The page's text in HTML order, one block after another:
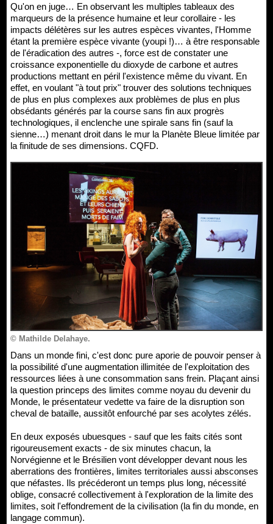
Qu'on en juge… En observant les multiples tableaux des
marqueurs de la présence humaine et leur corollaire - les
impacts délétères sur les autres espèces vivantes, l'Homme
étant la première espèce vivante (youpi !)… à être responsable
de l'éradication des autres -, force est de constater une
croissance exponentielle du dioxyde de carbone et autres
productions mettant en péril l'existence même du vivant. En
effet, en voulant "à tout prix" trouver des solutions techniques
de plus en plus complexes aux problèmes de plus en plus
obsédants générés par la course sans fin aux progrès
technologiques, il enclenche une spirale sans fin (sauf la
sienne…) menant droit dans le mur la Planète Bleue limitée par
la finitude de ses dimensions. CQFD.
© Mathilde Delahaye.
Dans un monde fini, c'est donc pure aporie de pouvoir penser à
la possibilité d'une augmentation illimitée de l'exploitation des
ressources liées à une consommation sans frein. Plaçant ainsi
la question princeps des limites comme noyau du devenir du
Monde, le présentateur vedette va faire de la disruption son
cheval de bataille, aussitôt enfourché par ses acolytes zélés.
En deux exposés ubuesques - sauf que les faits cités sont
rigoureusement exacts - de six minutes chacun, la
Norvégienne et le Brésilien vont développer devant nous les
aberrations des frontières, limites territoriales aussi absconses
que néfastes. Ils précéderont un temps plus long, nécessité
oblige, consacré collectivement à l'exploration de la limite des
limites, soit l'effondrement de la civilisation (la fin du monde, en
langage commun).